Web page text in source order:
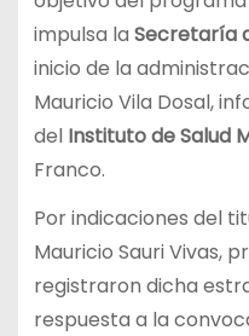
impulsa la Secretaría
inicio de la
Mauricio Vila Dosal,
del Instituto de Salud
Franco.
Por indicaciones del
Mauricio Sauri Vivas,
registraron dicha
respuesta a la